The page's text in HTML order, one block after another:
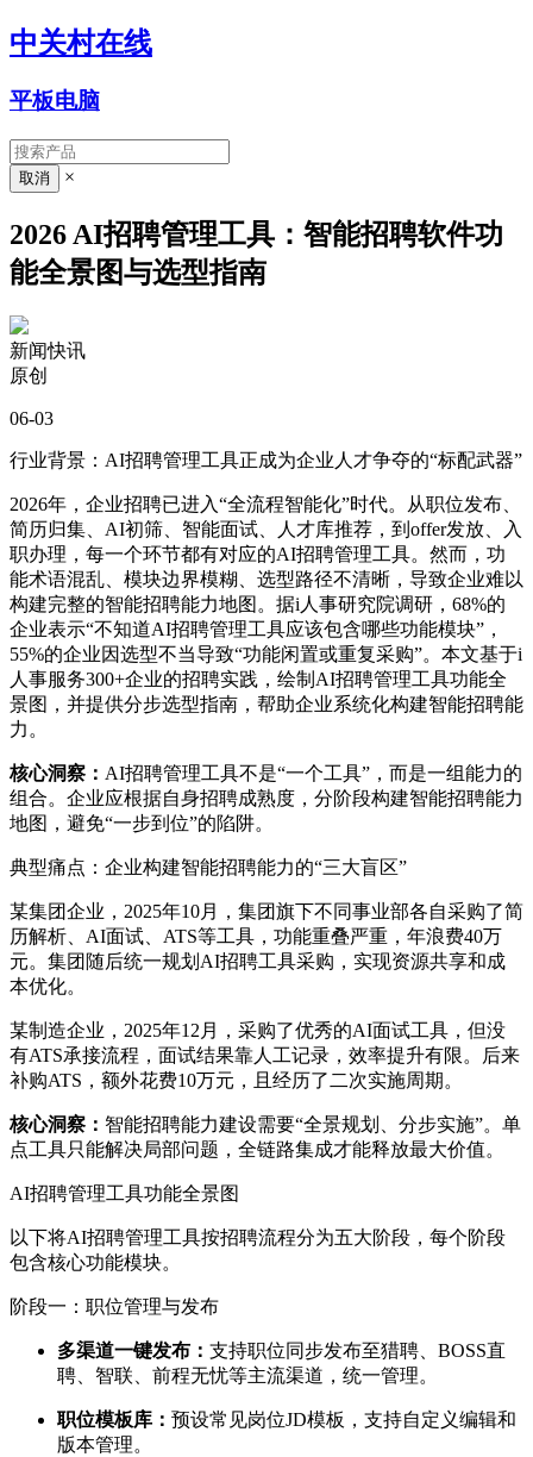
中关村在线
平板电脑
×
2026 AI招聘管理工具：智能招聘软件功
能全景图与选型指南
新闻快讯
原创
06-03
行业背景：AI招聘管理工具正成为企业人才争夺的“标配武器”
2026年，企业招聘已进入“全流程智能化”时代。从职位发布、
简历归集、AI初筛、智能面试、人才库推荐 ，到offer发放、入
职办理，每一个环节都有对应的AI招聘管理工具。然而，功
能术语混乱、模块边界模糊、选型路径不清晰，导致企业难以
构建完整的智能招聘能力地图。据i人事研究院调研，68%的
企业表示“不知道AI招聘管理工具应该包含哪些功能模块”，
55%的企业因选型不当导致“功能闲置或重复采购”。本文基于i
人事服务300+企业的招聘实践，绘制AI招聘管理工具功能全
景图，并提供分步选型指南，帮助企业系统化构建智能招聘能
力。
核心洞察： AI招聘管理工具不是“一个工具”，而是一组能力的
组合。企业应根据自身招聘成熟度，分阶段构建智能招聘能力
地图，避免“一步到位”的陷阱。
典型痛点：企业构建智能招聘能力的“三大盲区”
某集团企业，2025年10月，集团旗下不同事业部各自采购了简
历解析、AI面试、ATS等工具，功能重叠严重，年浪费40万
元。集团随后统一规划AI招聘工具采购，实现资源共享和成
本优化。
某制造企业，2025年12月，采购了优秀的AI面试工具，但没
有ATS承接流程，面试结果靠人工记录，效率提升有限。后来
补购ATS，额外花费10万元，且经历了二次实施周期。
核心洞察： 智能招聘能力建设需要“全景规划、分步实施”。单
点工具只能解决局部问题，全链路集成才能释放最大价值。
AI招聘管理工具功能全景图
以下将AI招聘管理工具按招聘流程分为五大阶段，每个阶段
包含核心功能模块。
阶段一：职位管理与发布
多渠道一键发布： 支持职位同步发布至猎聘、BOSS直
聘、智联、前程无忧等主流渠道，统一管理。
职位模板库： 预设常见岗位JD模板，支持自定义编辑和
版本管理。